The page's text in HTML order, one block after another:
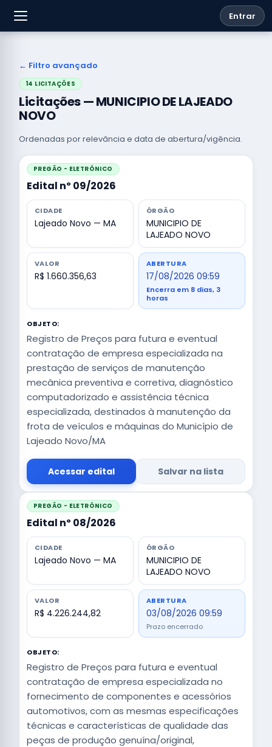
Entrar
← Filtro avançado
14 LICITAÇÕES
Licitações — MUNICIPIO DE LAJEADO
NOVO
Ordenadas por relevância e data de abertura/vigência.
PREGÃO - ELETRÔNICO
Edital nº 09/2026
CIDADE
Lajeado Novo — MA
ÓRGÃO
MUNICIPIO DE
LAJEADO NOVO
VALOR
R$ 1.660.356,63
ABERTURA
17/08/2026 09:59
Encerra em 8 dias, 3
horas
OBJETO:
Registro de Preços para futura e eventual
contratação de empresa especializada na
prestação de serviços de manutenção
mecânica preventiva e corretiva, diagnóstico
computadorizado e assistência técnica
especializada, destinados à manutenção da
frota de veículos e máquinas do Município de
Lajeado Novo/MA
Acessar edital Salvar na lista
PREGÃO - ELETRÔNICO
Edital nº 08/2026
CIDADE
Lajeado Novo — MA
ÓRGÃO
MUNICIPIO DE
LAJEADO NOVO
VALOR
R$ 4.226.244,82
ABERTURA
03/08/2026 09:59
Prazo encerrado
OBJETO:
Registro de Preços para futura e eventual
contratação de empresa especializada no
fornecimento de componentes e acessórios
automotivos, com as mesmas especificações
técnicas e características de qualidade das
peças de produção genuína/original,